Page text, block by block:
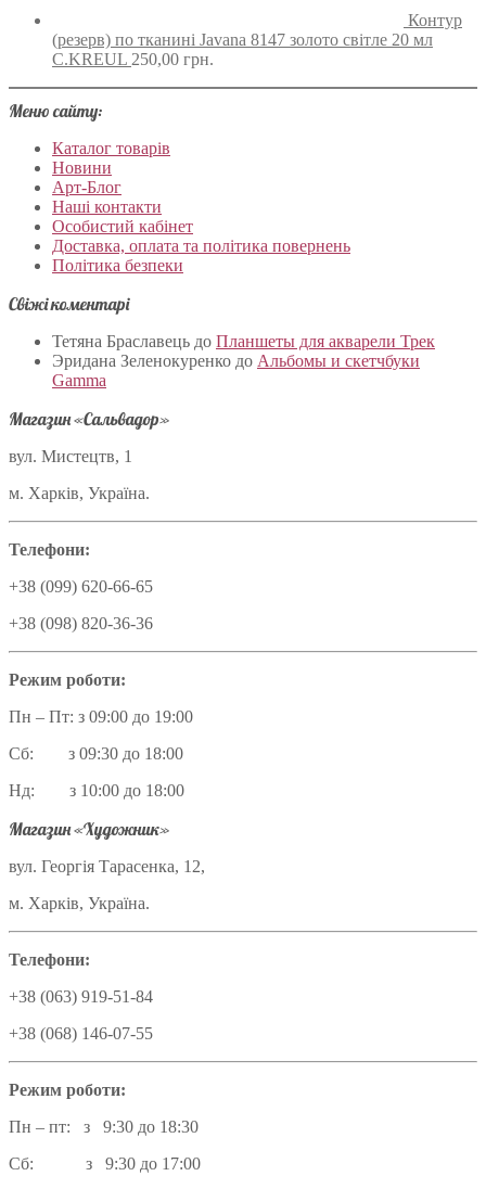
Контур
(резерв) по тканині Javana 8147 золото світле 20 мл
C.KREUL 250,00 грн.
Меню сайту:
Каталог товарів
Новини
Арт-Блог
Наші контакти
Особистий кабінет
Доставка, оплата та політика повернень
Політика безпеки
Свіжі коментарі
Тетяна Браславець до Планшеты для акварели Трек
Эридана Зеленокуренко до Альбомы и скетчбуки
Gamma
Магазин «Сальвадор»
вул. Мистецтв, 1
м. Харків, Україна.
Телефони:
+38 (099) 620-66-65
+38 (098) 820-36-36
Режим роботи:
Пн – Пт: з 09:00 до 19:00
Сб: з 09:30 до 18:00
Нд: з 10:00 до 18:00
Магазин «Художник»
вул. Георгія Тарасенка, 12,
м. Харків, Україна.
Телефони:
+38 (063) 919-51-84
+38 (068) 146-07-55
Режим роботи:
Пн – пт: з 9:30 до 18:30
Сб: з 9:30 до 17:00